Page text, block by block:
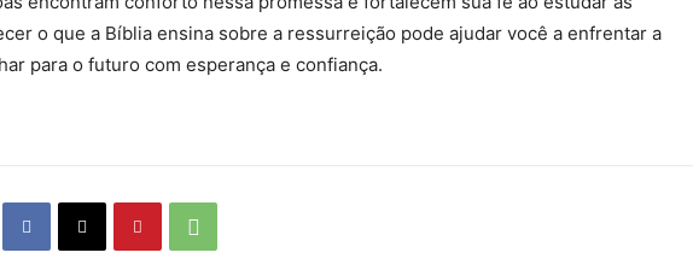
o que a Bíblia ensina sobre a ressurreição pode ajudar você a enfrentar a
para o futuro com esperança e confiança.